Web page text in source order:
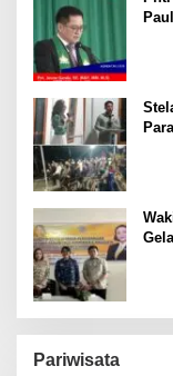
Pariwisata